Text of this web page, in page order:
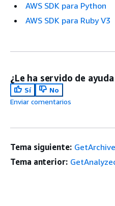
AWS SDK para Python
AWS SDK para Ruby V3
¿Le ha servido de
Sí
No
Enviar comentarios
Tema siguiente:
Tema anterior: